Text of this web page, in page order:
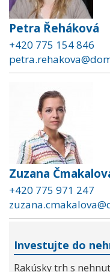
Petra Řeháková
+420 775 154 846
Zuzana
+420 775 971 247
Investujte do
Rakúsky trh s